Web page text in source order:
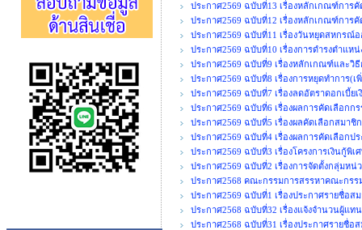
ประกาศ2569 ฉบับที่13 เรื่องหลักเกณฑ์การ
ประกาศ2569 ฉบับที่12 เรื่องหลักเกณฑ์การ
ประกาศ2569 ฉบับที่11 เรื่องวันหยุดสหกร
ประกาศ2569 ฉบับที่10 เรื่องการดำรงตำแ
ประกาศ2569 ฉบับที่9 เรื่องหลักเกณฑ์และวิ
ประกาศ2569 ฉบับที่8 เรื่องการหยุดทำการ(เ
ประกาศ2569 ฉบับที่7 เรื่องลดอัตราดอกเบี้ย
ประกาศ2569 ฉบับที่6 เรื่องผลการคัดเลือกก
ประกาศ2569 ฉบับที่5 เรื่องผลคัดเลือกสมาชิ
ประกาศ2569 ฉบับที่4 เรื่องผลการคัดเลือกป
ประกาศ2569 ฉบับที่3 เรื่องโครงการเงินกู้พิ
ประกาศ2569 ฉบับที่2 เรื่องการจัดตั้งกลุ่มหน่
ประกาศ2568 คณะกรรมการสรรหาคณะกรร
ประกาศ2569 ฉบับที่1 เรื่องประกาศรายชื่อ
ประกาศ2568 ฉบับที่32 เรื่องแจ้งจำนวนผู้แท
ประกาศ2568 ฉบับที่31 เรื่องประกาศรายชื่